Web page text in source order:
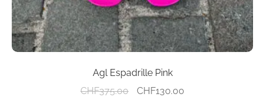
Agl Espadrille Pink
CHF375.00
Ursprünglicher
CHF130.00Aktueller
werden